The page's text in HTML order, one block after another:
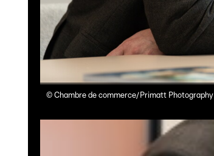
© Chambre de commerce/Primatt Photography